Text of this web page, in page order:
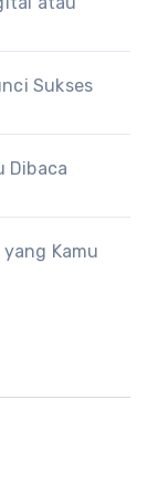
Sukses
Dibaca
Kamu